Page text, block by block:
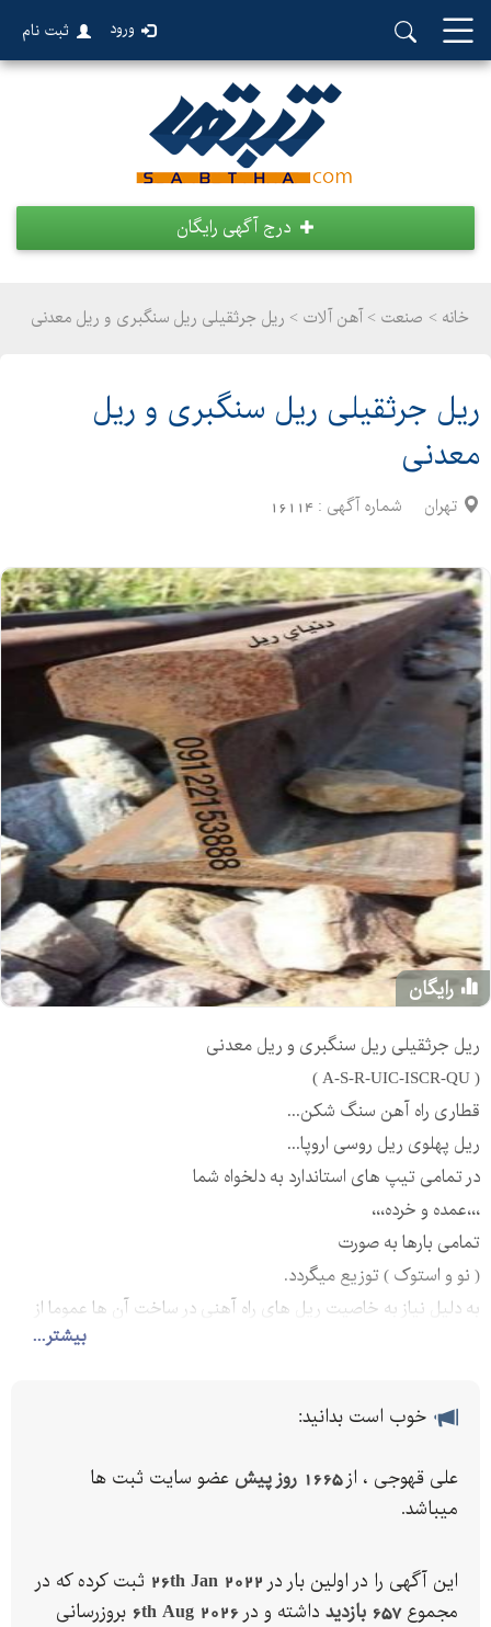
ورود ثبت نام
درج آگهی رایگان
خانه > صنعت >آهن آلات > ریل جرثقیلی ریل سنگبری و ریل معدنی
ریل جرثقیلی ریل سنگبری و ریل
معدنی
تهران شماره آگهی : 16114
رایگان
بیشتر...
ریل جرثقیلی ریل سنگبری و ریل معدنی
( A-S-R-UIC-ISCR-QU )
قطاری راه آهن سنگ شکن...
ریل پهلوی ریل روسی اروپا...
در تمامی تیپ های استاندارد به دلخواه شما
،،،عمده و خرده،،،
تمامی بارها به صورت
( نو و استوک ) توزیع میگردد.
به دلیل نیاز به خاصیت ریل های راه آهنی در ساخت آن ها عموما از
• تیپ S ( استاندارد اروپا )
• تیپ JIS ( استاندارد ژاپن )
• تیپA ( مورد استفاده در جرثقیل )
خوب است بدانید:
علی قهوجی ، از1665 روز پیش
عضو سایت ثبت ها
میباشد.
این آگهی را در اولین بار در 26th Jan 2022 ثبت کرده که در
مجموع657 بازدید داشته و در 6th Aug 2026 بروزرسانی